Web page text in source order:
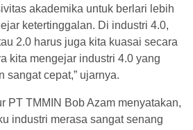
akademika untuk berlari lebih
ketertinggalan. Di industri 4.0,
2.0 harus juga kita kuasai secara
kita mengejar industri 4.0 yang
sangat cepat,” ujarnya.
PT TMMIN Bob Azam menyatakan,
industri merasa sangat senang